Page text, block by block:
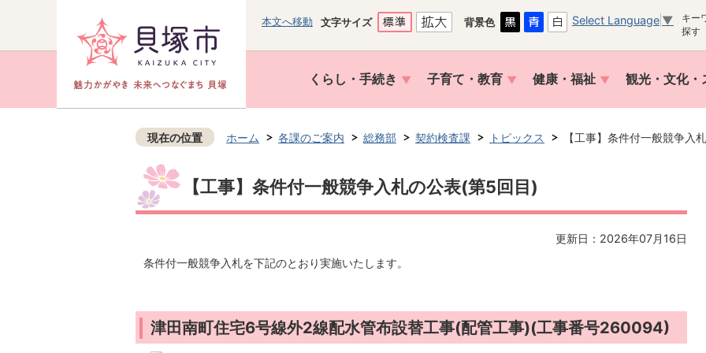
本文へ移動 文字サイズ 背景色 Select Language ▼
キー
探す
くらし・手続き 子育て・教育 健康・福祉 観光・文化・
現在の位置 ホーム 各課のご案内 総務部 契約検査課 トピックス 【工事】条件付一般競争入
【工事】条件付一般競争入札の公表(第5回目)
更新日：2026年07月16日
条件付一般競争入札を下記のとおり実施いたします。
津田南町住宅6号線外2線配水管布設替工事(配管工事)(工事番号260094)